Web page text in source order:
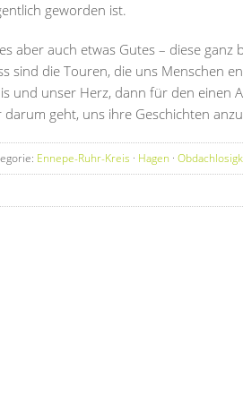
geworden ist.
aber auch etwas Gutes – diese
sind die Touren, die uns Menschen
und unser Herz, dann für den einen
geht, uns ihre Geschichten
Ennepe-Ruhr-Kreis · Hagen ·